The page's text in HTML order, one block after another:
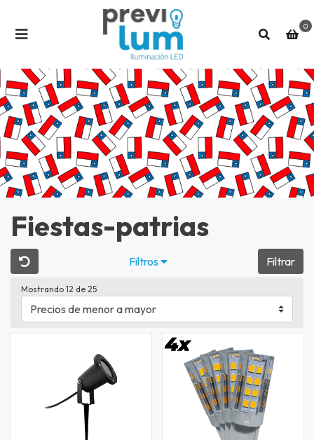
0
Fiestas-patrias
Filtros Filtrar
Mostrando 12 de 25